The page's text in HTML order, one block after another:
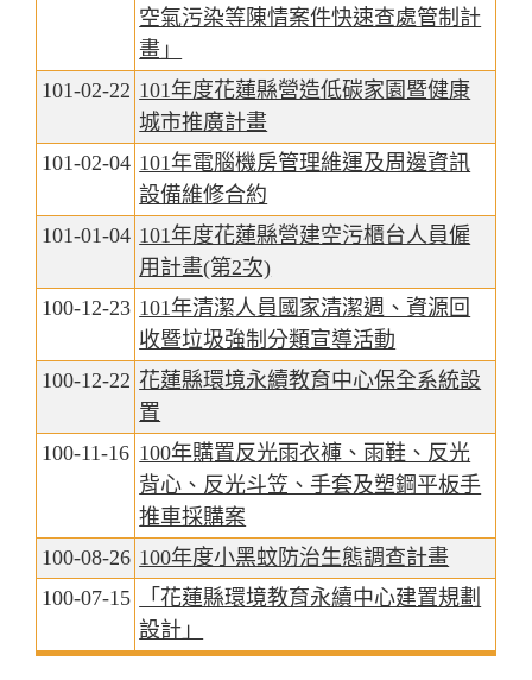
空氣污染等陳情案件快速查處管制計
畫」
101-02-22 101年度花蓮縣營造低碳家園暨健康
城市推廣計畫
101-02-04 101年電腦機房管理維運及周邊資訊
設備維修合約
101-01-04 101年度花蓮縣營建空污櫃台人員僱
用計畫(第2次)
100-12-23 101年清潔人員國家清潔週、資源回
收暨垃圾強制分類宣導活動
100-12-22 花蓮縣環境永續教育中心保全系統設
置
100-11-16 100年購置反光雨衣褲、雨鞋、反光
背心、反光斗笠、手套及塑鋼平板手
推車採購案
100-08-26 100年度小黑蚊防治生態調查計畫
100-07-15
「花蓮縣環境教育永續中心建置規劃
設計」